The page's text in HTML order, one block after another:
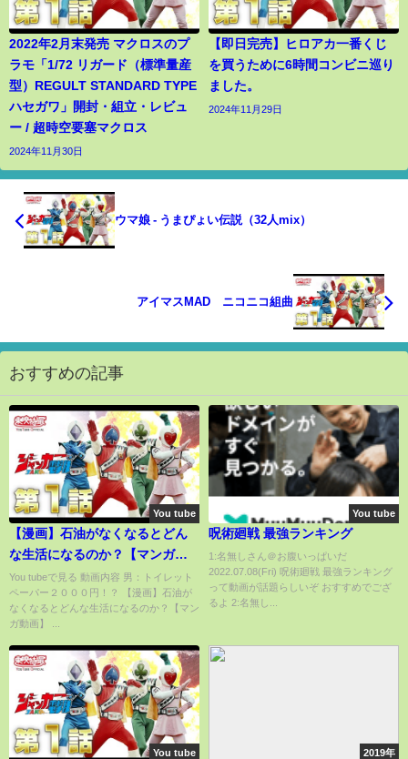
2022年2月末発売 マクロスのプ
ラモ「1/72 リガード（標準量産
型）REGULT STANDARD TYPE
ハセガワ」開封・組立・レビュ
ー / 超時空要塞マクロス
2024年11月30日
【即日完売】ヒロアカ一番くじ
を買うために6時間コンビニ巡り
ました。
2024年11月29日
ウマ娘 - うまぴょい伝説（32人mix）
アイマスMAD ニコニコ組曲
おすすめの記事
You tube
【漫画】石油がなくなるとどん
な生活になるのか？【マンガ動
画】
You tubeで見る 動画内容 男：トイレット
ペーパー２０００円！？ 【漫画】石油が
なくなるとどんな生活になるのか？【マン
ガ動画】 ...
You tube
呪術廻戦 最強ランキング
1:名無しさん＠お腹いっぱいだ
2022.07.08(Fri) 呪術廻戦 最強ランキング
って動画が話題らしいぞ おすすめでござ
るよ 2:名無し...
You tube 2019年